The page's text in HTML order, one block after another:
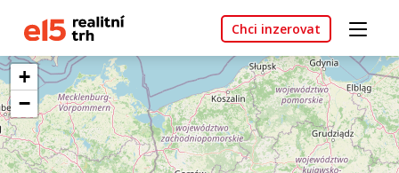
Chci inzerovat
+
−